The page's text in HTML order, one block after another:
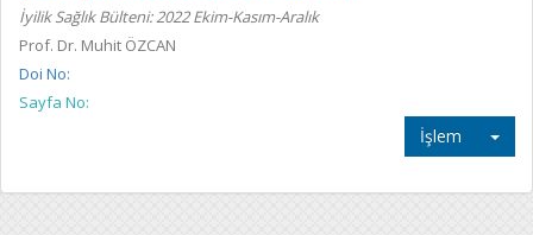
İyilik Sağlık Bülteni: 2022 Ekim-Kasım-Aralık
Prof. Dr. Muhit ÖZCAN
Doi No:
Sayfa No:
İşlem